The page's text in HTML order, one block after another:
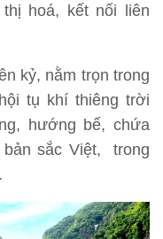
hoá, kết nối liên
kỷ, nằm trọn trong
tụ khí thiêng trời
hướng bể, chứa
sắc Việt, trong